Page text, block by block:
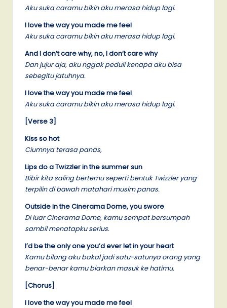
Aku suka caramu bikin aku merasa hidup lagi.
I love the way you made me feel
Aku suka caramu bikin aku merasa hidup lagi.
And I don’t care why, no, I don’t care why
Dan jujur aja, aku nggak peduli kenapa aku bisa
sebegitu jatuhnya.
I love the way you made me feel
Aku suka caramu bikin aku merasa hidup lagi.
[Verse 3]
Kiss so hot
Ciumnya terasa panas,
Lips do a Twizzler in the summer sun
Bibir kita saling bertemu seperti bentuk Twizzler yang
terpilin di bawah matahari musim panas.
Outside in the Cinerama Dome, you swore
Di luar Cinerama Dome, kamu sempat bersumpah
sambil menatapku serius.
I’d be the only one you’d ever let in your heart
Kamu bilang aku bakal jadi satu-satunya orang yang
benar-benar kamu biarkan masuk ke hatimu.
[Chorus]
I love the way you made me feel